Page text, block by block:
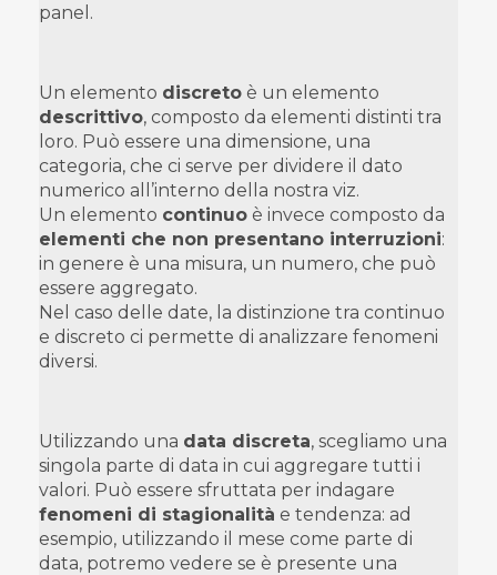
panel.
Un elemento discreto è un elemento
descrittivo, composto da elementi distinti tra
loro. Può essere una dimensione, una
categoria, che ci serve per dividere il dato
numerico all’interno della nostra viz.
Un elemento continuo è invece composto da
elementi che non presentano interruzioni:
in genere è una misura, un numero, che può
essere aggregato.
Nel caso delle date, la distinzione tra continuo
e discreto ci permette di analizzare fenomeni
diversi.
Utilizzando una data discreta, scegliamo una
singola parte di data in cui aggregare tutti i
valori. Può essere sfruttata per indagare
fenomeni di stagionalità e tendenza: ad
esempio, utilizzando il mese come parte di
data, potremo vedere se è presente una